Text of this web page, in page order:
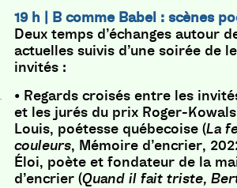
19 h | B comme Babel : scènes
Deux temps d’échanges autour
actuelles suivis d’une soirée de
invités :
• Regards croisés entre les
et les jurés du prix Roger-
Louis, poétesse québecoise (La
couleurs, Mémoire d’encrier,
Éloi, poète et fondateur de la
d’encrier (Quand il fait triste,